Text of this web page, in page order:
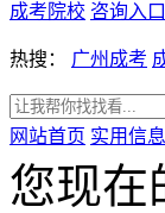
成考院校 咨询入口
热搜： 广州成考
网站首页 实用信息
您现在